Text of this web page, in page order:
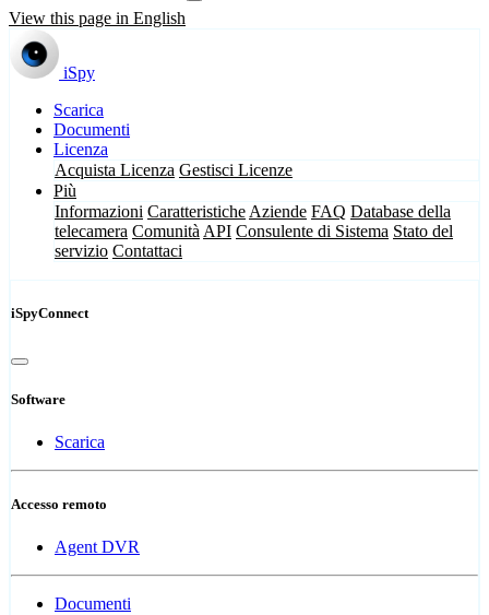
View this page in English
iSpy
Scarica
Documenti
Licenza
Acquista Licenza Gestisci Licenze
Più
Informazioni Caratteristiche Aziende FAQ Database della
telecamera Comunità API Consulente di Sistema Stato del
servizio Contattaci
iSpyConnect
Software
Scarica
Accesso remoto
Agent DVR
Documenti